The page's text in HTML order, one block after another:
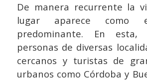
De manera recurrente la
lugar aparece como
predominante. En esta,
personas de diversas
cercanos y turistas de
urbanos como Córdoba y